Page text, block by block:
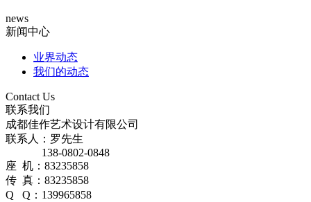
news
新闻中心
业界动态
我们的动态
Contact Us
联系我们
成都佳作艺术设计有限公司
联系人：罗先生
138-0802-0848
座 机：83235858
传 真：83235858
Q Q：139965858